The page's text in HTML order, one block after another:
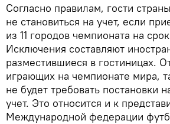
Согласно правилам, гости
не становиться на учет, если
из 11 городов чемпионата на
Исключения составляют
разместившиеся в гостиницах.
играющих на чемпионате мира,
не будет требовать постановки
учет. Это относится и к
Международной федерации